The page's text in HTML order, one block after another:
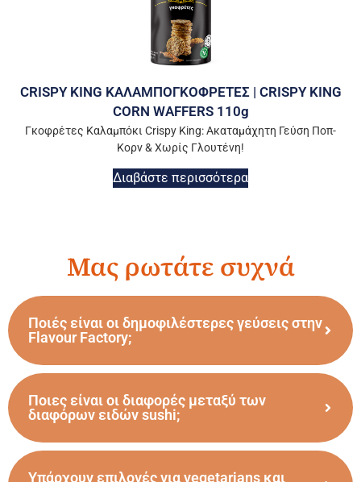
CRISPY KING ΚΑΛΑΜΠΟΓΚΟΦΡΕΤΕΣ | CRISPY KING
CORN WAFFERS 110g
Γκοφρέτες Καλαμπόκι Crispy King: Ακαταμάχητη Γεύση Ποπ-
Κορν & Χωρίς Γλουτένη!
Διαβάστε περισσότερα
Μας ρωτάτε συχνά
Ποιές είναι οι δημοφιλέστερες γεύσεις στην
Flavour Factory;
Ποιες είναι οι διαφορές μεταξύ των
διαφόρων ειδών sushi;
Υπάρχουν επιλογές για vegetarians και